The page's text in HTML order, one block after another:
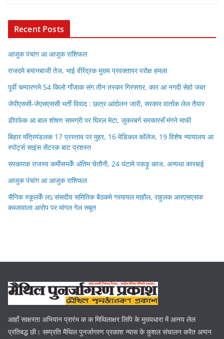
Recent Posts
आजुक पंचांग आ आजुक राशिफल
राजदमे बयानबाजी तेज, भाई वीरेंद्रक मुख्य प्रवक्तापर परोक्ष हमला
पूर्वी चम्पारणमे 54 किलो गाँजाक संग तीन तस्कर गिरफ्तार, कार आ नगदी सेहो जब्त
जेपीएससी-जेएसएससी भर्ती विवाद : छात्र आंदोलन जारी, सरकार वार्ताक लेल तैयार
डीपफेक आ बाल शोषण सामग्री पर घिरल मेटा, जुकरबर्ग सरकारसँ मंगने माफी
बिहार मंत्रिमंडलक 17 प्रस्ताव पर मुहर, 16 मेडिकल कॉलेज, 19 विशेष न्यायालय आ
स्पोर्ट्स साइंस सेंटरक बाट प्रशस्त
सरकारक राजस्व कर्मीसभकेँ अंतिम चेतौनी, 24 घंटामे पकड़ू काज, अन्यथा कारबाई
आजुक पंचांग आ आजुक राशिफल
सैनिक स्कूलकेँ लऽ संसदीय समितिक बैठकमे गरमायल माहौल, राहुलक आरएसएसक
कब्जावाला आरोप पर मांगल गेल सबूत
आहाँ साक्षरता अभियान प्रारंभ क क मिथिलाक्षर लिपि के मुख्यधारा में आनय लेल
प्रतिबद्ध छी। सम्प्रति मैथिल पुनर्जागरण प्रकाश न्यास के कुशल संचालन करैत अप्पन